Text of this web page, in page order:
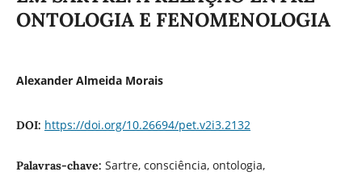
ONTOLOGIA E FENOMENOLOGIA
Alexander Almeida Morais
DOI: https://doi.org/10.26694/pet.v2i3.2132
Palavras-chave: Sartre, consciência, ontologia,